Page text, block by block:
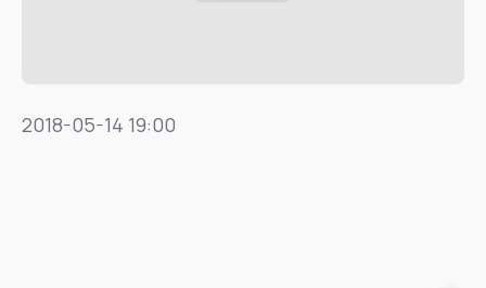
2018-05-14 19:00